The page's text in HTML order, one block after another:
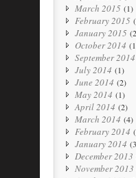
March 2015 (1)
February 2015
January 2015
October 2014
September 2014
July 2014 (1)
June 2014 (2)
May 2014 (1)
April 2014 (2)
March 2014 (4)
February 2014
January 2014
December 2013
November 2013